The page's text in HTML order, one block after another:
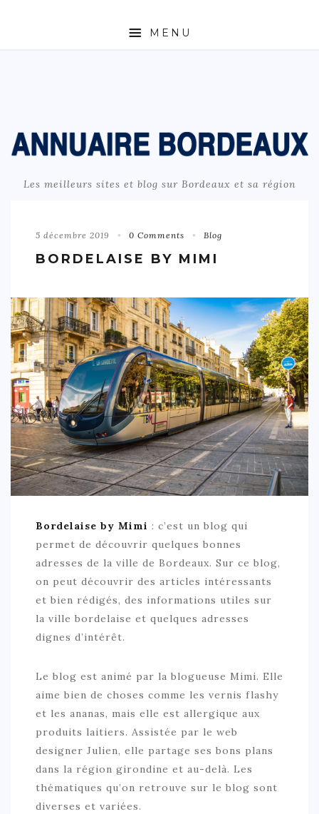
MENU
BLOGS ET SITES INTERESSANTS
FOOD & DRINKS
NOUVELLE-AQUITAINE
ENVIE D’AILLEURS
Les meilleurs sites et blog sur Bordeaux et sa région
5 décembre 2019 0 Comments Blog
BORDELAISE BY MIMI
Bordelaise by Mimi : c’est un blog qui
permet de découvrir quelques bonnes
adresses de la ville de Bordeaux. Sur ce blog,
on peut découvrir des articles intéressants
et bien rédigés, des informations utiles sur
la ville bordelaise et quelques adresses
dignes d’intérêt.
Le blog est animé par la blogueuse Mimi. Elle
aime bien de choses comme les vernis flashy
et les ananas, mais elle est allergique aux
produits laitiers. Assistée par le web
designer Julien, elle partage ses bons plans
dans la région girondine et au-delà. Les
thématiques qu’on retrouve sur le blog sont
diverses et variées.